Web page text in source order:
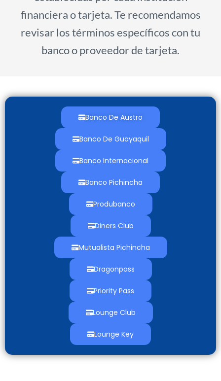
financiera o tarjeta. Te recomendamos
revisar los términos específicos con tu
banco o proveedor de tarjeta.
Banco De Austro
Banco De Guayaquil
Banco Internacional
Banco Pichincha
Produbanco
Diners Club
Mutualista Pichincha
Dragonpass
Priority Pass
Lounge Club
Lounge Key